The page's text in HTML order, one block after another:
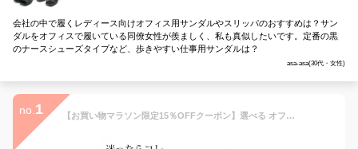
会社の中で履くレディース向けオフィス用サンダルやスリッパのおすすめは？サン
ダルをオフィスで履いている同僚女性が羨ましく、私も真似したいです。定番の黒
のナースシューズタイプなど、歩きやすい仕事用サンダルは？
asa-asa(30代・女性)
no. 1 【お買い物マラソン限定15％OFFクーポン】選べる オフィスサンダル f750bk l ナースサンダル 疲れにくい ブランアンジェ 静音 送料無料 オフィスサンダル ナースシューズ 黒 超速便 可愛い オフィスシューズ 歩きやすい 人気 おすすめ おしゃれ ランキング 靴 軽量